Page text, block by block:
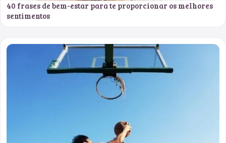
40 frases de bem-estar para te proporcionar os melhores
sentimentos